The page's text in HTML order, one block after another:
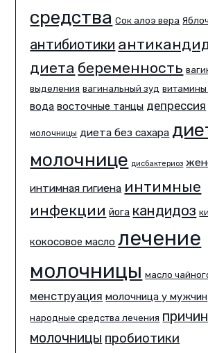
средства Сок алоэ вера
антибиотики
диета беременность
выделения вагинальный зуд
вода восточные танцы депрессия
молочницы диета без сахара
молочнице дисбактериоз
интимная гигиена интимные
инфекции йога кандидоз
кокосовое масло лечение
молочницы масло
менструация молочница у мужчин
народные средства лечения
молочницы пробиотики